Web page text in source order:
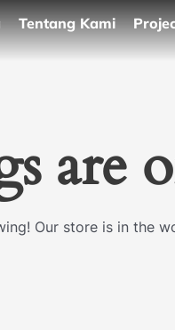
Tentang Kami
are
Our store is in the